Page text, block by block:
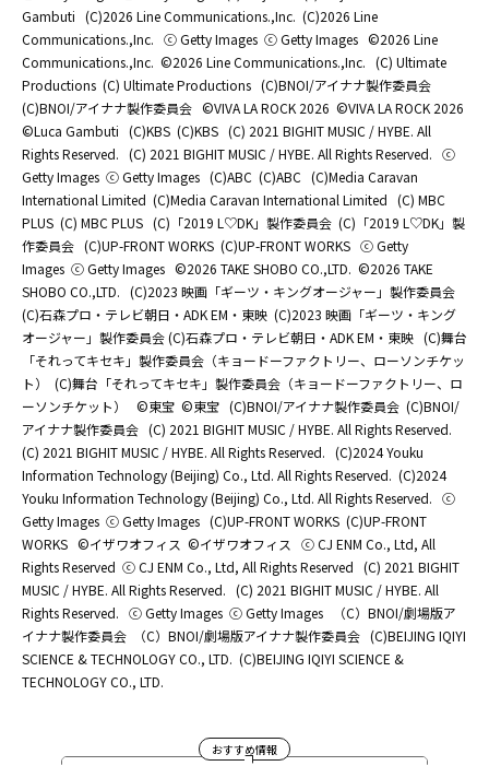
Gambuti (C)2026 Line Communications.,Inc. (C)2026 Line
Communications.,Inc. ⓒ Getty Images ⓒ Getty Images ©2026 Line
Communications.,Inc. ©2026 Line Communications.,Inc. (C) Ultimate
Productions (C) Ultimate Productions (C)BNOI/アイナナ製作委員会
(C)BNOI/アイナナ製作委員会 ©️VIVA LA ROCK 2026 ©️VIVA LA ROCK 2026
©Luca Gambuti (C)KBS (C)KBS (C) 2021 BIGHIT MUSIC / HYBE. All
Rights Reserved. (C) 2021 BIGHIT MUSIC / HYBE. All Rights Reserved. ⓒ
Getty Images ⓒ Getty Images (C)ABC (C)ABC (C)Media Caravan
International Limited (C)Media Caravan International Limited (C) MBC
PLUS (C) MBC PLUS (C)「2019 L♡DK」製作委員会 (C)「2019 L♡DK」製
作委員会 (C)UP-FRONT WORKS (C)UP-FRONT WORKS ⓒ Getty
Images ⓒ Getty Images ©2026 TAKE SHOBO CO.,LTD. ©2026 TAKE
SHOBO CO.,LTD. (C)2023 映画「ギーツ・キングオージャー」製作委員会
(C)石森プロ・テレビ朝日・ADK EM・東映 (C)2023 映画「ギーツ・キング
オージャー」製作委員会 (C)石森プロ・テレビ朝日・ADK EM・東映 (C)舞台
「それってキセキ」製作委員会（キョードーファクトリー、ローソンチケッ
ト）
(C)舞台「それってキセキ」製作委員会（キョードーファクトリー、ロ
ーソンチケット）
©東宝 ©東宝 (C)BNOI/アイナナ製作委員会 (C)BNOI/
アイナナ製作委員会 (C) 2021 BIGHIT MUSIC / HYBE. All Rights Reserved.
(C) 2021 BIGHIT MUSIC / HYBE. All Rights Reserved. (C)2024 Youku
Information Technology (Beijing) Co., Ltd. All Rights Reserved. (C)2024
Youku Information Technology (Beijing) Co., Ltd. All Rights Reserved. ⓒ
Getty Images ⓒ Getty Images (C)UP-FRONT WORKS (C)UP-FRONT
WORKS ©イザワオフィス ©イザワオフィス
ⓒ CJ ENM Co., Ltd, All
Rights Reserved ⓒ CJ ENM Co., Ltd, All Rights Reserved (C) 2021 BIGHIT
MUSIC / HYBE. All Rights Reserved. (C) 2021 BIGHIT MUSIC / HYBE. All
Rights Reserved. ⓒ Getty Images ⓒ Getty Images
（C）BNOI/劇場版ア
イナナ製作委員会
（C）BNOI/劇場版アイナナ製作委員会 (C)BEIJING IQIYI
SCIENCE & TECHNOLOGY CO., LTD. (C)BEIJING IQIYI SCIENCE &
TECHNOLOGY CO., LTD.
おすすめ情報